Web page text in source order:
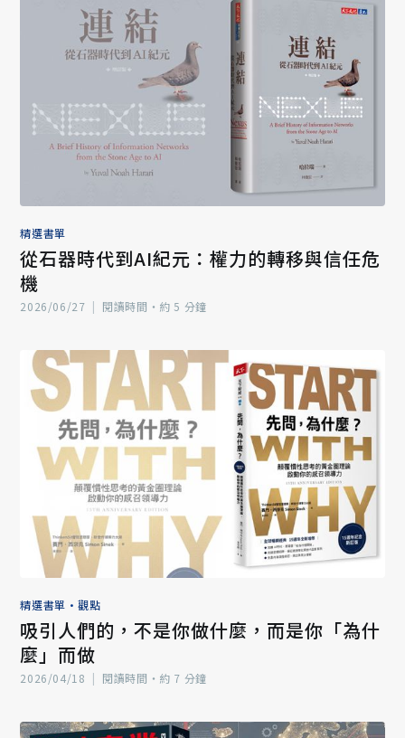
精選書單
從石器時代到AI紀元：權力的轉移與信任危
機
2026/06/27 | 閱讀時間‧約 5 分鐘
精選書單 •觀點
吸引人們的，不是你做什麼，而是你「為什
麼」而做
2026/04/18 | 閱讀時間‧約 7 分鐘